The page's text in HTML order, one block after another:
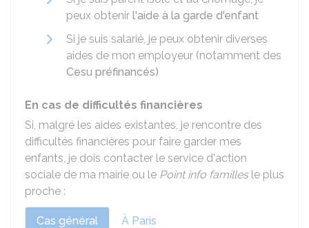
peux obtenir l'aide à la garde d'enfant
Si je suis salarié, je peux obtenir diverses
aides de mon employeur (notamment des
Cesu préfinancés)
En cas de difficultés financières
Si, malgré les aides existantes, je rencontre des
difficultés financières pour faire garder mes
enfants, je dois contacter le service d'action
sociale de ma mairie ou le Point info famillesle plus
proche :
Cas général À Paris